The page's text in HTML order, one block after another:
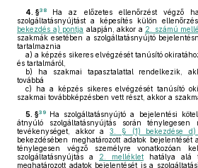
4. §38
Ha az előzetes ellenőrzést végző
szolgáltatásnyújtást a képesítés külön
bekezdés a) pontja alapján, akkor a 2. számú
szakmák esetében a szolgáltatásnyújtó
tartalmaznia
a) a képzés sikeres elvégzését tanúsító
és tartalmáról,
b) ha szakmai tapasztalattal rendelkezik,
továbbá
c) ha a képzés sikeres elvégzését tanúsító
szakmai továbbképzésben vett részt, akkor a
5. §39
Ha szolgáltatásnyújtó a bejelentési
átnyúló szolgáltatásnyújtás során
tevékenységet, akkor a3. § (1) bekezdése d)
bekezdésében meghatározott adatok bejelentését
ténylegesen végző személyre vonatkozóan
szolgáltatásnyújtás a 2. melléklet hatálya alá
meghatározott adatok bejelentését is a